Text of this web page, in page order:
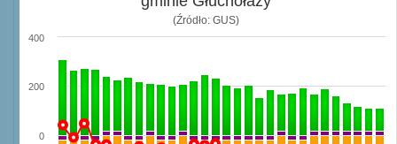
(Źródło: GUS)
0
200
400